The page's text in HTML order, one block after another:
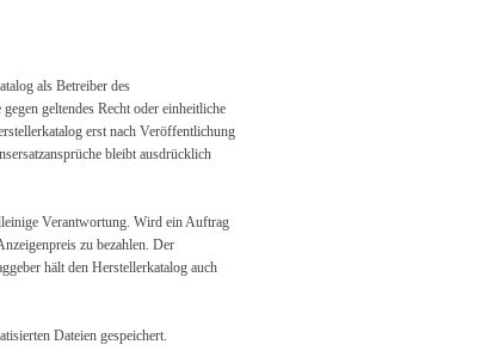
als Betreiber des
geltendes Recht oder einheitliche
erst nach Veröffentlichung
bleibt ausdrücklich
Verantwortung. Wird ein Auftrag
zu bezahlen. Der
hält den Herstellerkatalog auch
Dateien gespeichert.